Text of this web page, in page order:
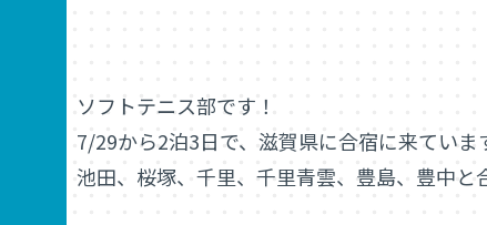
ソフトテニス部です！
7/29から2泊3日で、滋賀県に合宿に来ていま
池田、桜塚、千里、千里青雲、豊島、豊中と